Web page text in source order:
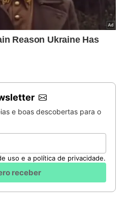
e boas descobertas para o
uso e a política de privacidade.
receber